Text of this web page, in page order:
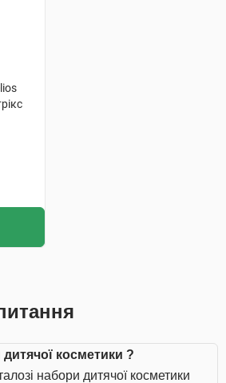
1
косметики ?
набори дитячої косметики